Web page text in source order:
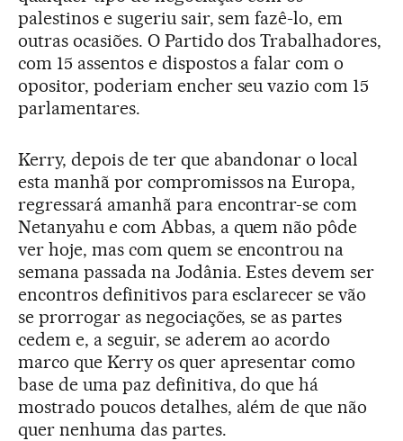
palestinos e sugeriu sair, sem fazê-lo, em
outras ocasiões. O Partido dos Trabalhadores,
com 15 assentos e dispostos a falar com o
opositor, poderiam encher seu vazio com 15
parlamentares.
Kerry, depois de ter que abandonar o local
esta manhã por compromissos na Europa,
regressará amanhã para encontrar-se com
Netanyahu e com Abbas, a quem não pôde
ver hoje, mas com quem se encontrou na
semana passada na Jodânia. Estes devem ser
encontros definitivos para esclarecer se vão
se prorrogar as negociações, se as partes
cedem e, a seguir, se aderem ao acordo
marco que Kerry os quer apresentar como
base de uma paz definitiva, do que há
mostrado poucos detalhes, além de que não
quer nenhuma das partes.